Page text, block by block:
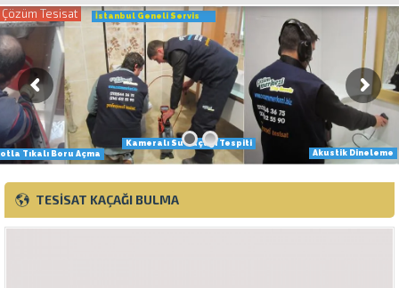
Çözüm Tesisat
Kameralı Su Kaçağı Tespiti
Tıkalı Boru Açma
Akustik Dineleme
İstanbul Geneli Servis
TESISAT KAÇAĞI BULMA